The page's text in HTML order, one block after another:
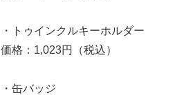
・トゥインクルキーホルダー
価格：1,023円（税込）
・缶バッジ